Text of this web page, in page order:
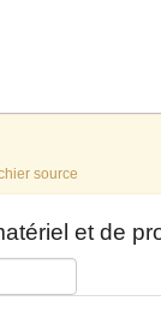
source
et de